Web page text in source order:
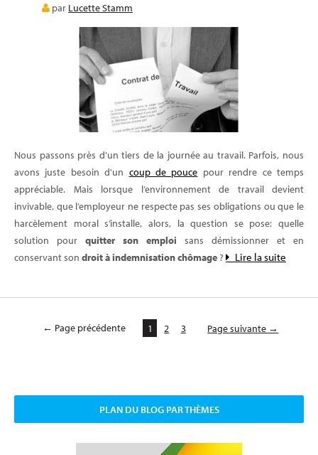
par Lucette Stamm
Nous passons près d’un tiers de la journée au travail. Parfois, nous
avons juste besoin d'un coup de pouce pour rendre ce temps
appréciable. Mais lorsque l’environnement de travail devient
invivable, que l’employeur ne respecte pas ses obligations ou que le
harcèlement moral s’installe, alors, la question se pose: quelle
solution pour quitter son emploi sans démissionner et en
conservant son droit à indemnisation chômage ? Lire la suite
← Page précédente 1 2 3 Page suivante →
PLAN DU BLOG PAR THÈMES